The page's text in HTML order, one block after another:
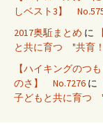
しベスト3】
2017奥駈まとめ に
と共に育つ "共育
【ハイキングのつ
のさ】 No.7276 に
子どもと共に育つ